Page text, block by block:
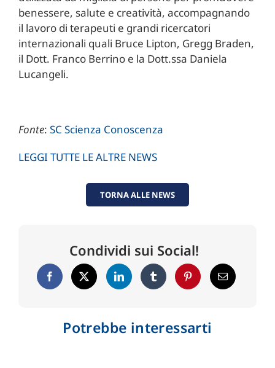
benessere, salute e creatività, accompagnando
il lavoro di terapeuti e grandi ricercatori
internazionali quali Bruce Lipton, Gregg Braden,
il Dott. Franco Berrino e la Dott.ssa Daniela
Lucangeli.
Fonte: SC Scienza Conoscenza
LEGGI TUTTE LE ALTRE NEWS
TORNA ALLE NEWS
Condividi sui Social!
Potrebbe interessarti